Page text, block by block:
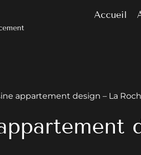
Accueil
appartement design – La